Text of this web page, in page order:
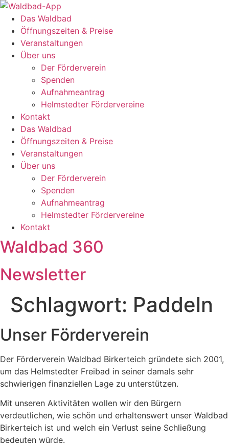
Zum
Inhalt
springen
Das Waldbad
Öffnungszeiten & Preise
Veranstaltungen
Über uns
Der Förderverein
Spenden
Aufnahmeantrag
Helmstedter Fördervereine
Kontakt
Das Waldbad
Öffnungszeiten & Preise
Veranstaltungen
Über uns
Der Förderverein
Spenden
Aufnahmeantrag
Helmstedter Fördervereine
Kontakt
Waldbad 360
Newsletter
Schlagwort: Paddeln
Unser Förderverein
Der Förderverein Waldbad Birkerteich gründete sich 2001,
um das Helmstedter Freibad in seiner damals sehr
schwierigen finanziellen Lage zu unterstützen.
Mit unseren Aktivitäten wollen wir den Bürgern
verdeutlichen, wie schön und erhaltenswert unser Waldbad
Birkerteich ist und welch ein Verlust seine Schließung
bedeuten würde.